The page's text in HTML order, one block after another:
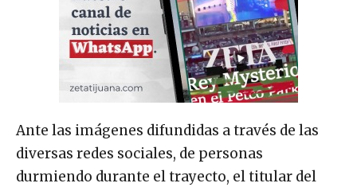
Ante las imágenes difundidas a través de las
diversas redes sociales, de personas
durmiendo durante el trayecto, el titular del